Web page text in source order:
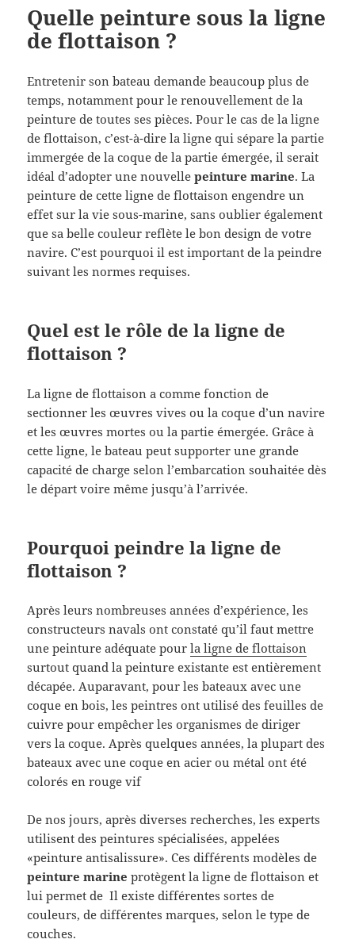
Quelle peinture sous la ligne
de flottaison ?
Entretenir son bateau demande beaucoup plus de
temps, notamment pour le renouvellement de la
peinture de toutes ses pièces. Pour le cas de la ligne
de flottaison, c’est-à-dire la ligne qui sépare la partie
immergée de la coque de la partie émergée, il serait
idéal d’adopter une nouvellepeinture marine. La
peinture de cette ligne de flottaison engendre un
effet sur la vie sous-marine, sans oublier également
que sa belle couleur reflète le bon design de votre
navire. C’est pourquoi il est important de la peindre
suivant les normes requises.
Quel est le rôle de la ligne de
flottaison ?
La ligne de flottaison a comme fonction de
sectionner les œuvres vives ou la coque d’un navire
et les œuvres mortes ou la partie émergée. Grâce à
cette ligne, le bateau peut supporter une grande
capacité de charge selon l’embarcation souhaitée dès
le départ voire même jusqu’à l’arrivée.
Pourquoi peindre la ligne de
flottaison ?
Après leurs nombreuses années d’expérience, les
constructeurs navals ont constaté qu’il faut mettre
une peinture adéquate pourla ligne de flottaison
surtout quand la peinture existante est entièrement
décapée. Auparavant, pour les bateaux avec une
coque en bois, les peintres ont utilisé des feuilles de
cuivre pour empêcher les organismes de diriger
vers la coque. Après quelques années, la plupart des
bateaux avec une coque en acier ou métal ont été
colorés en rouge vif
De nos jours, après diverses recherches, les experts
utilisent des peintures spécialisées, appelées
«peinture antisalissure». Ces différents modèles de
peinture marine protègent la ligne de flottaison et
lui permet de Il existe différentes sortes de
couleurs, de différentes marques, selon le type de
couches.